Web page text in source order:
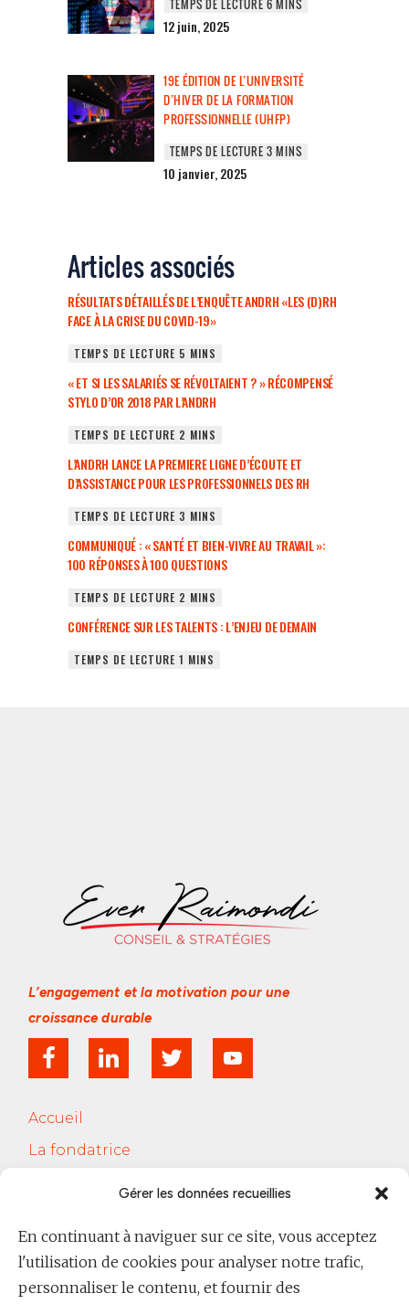
Gérer les données recueillies
En continuant à naviguer sur ce site, vous acceptez
l'utilisation de cookies pour analyser notre trafic,
personnaliser le contenu, et fournir des
12 juin, 2025
19E ÉDITION DE L’UNIVERSITÉ
D’HIVER DE LA FORMATION
PROFESSIONNELLE (UHFP)
10 janvier, 2025
Articles associés
RÉSULTATS DÉTAILLÉS DE L’ENQUÊTE ANDRH «LES (D)RH
FACE À LA CRISE DU COVID-19»
« ET SI LES SALARIÉS SE RÉVOLTAIENT ? » RÉCOMPENSÉ
STYLO D’OR 2018 PAR L’ANDRH
L’ANDRH LANCE LA PREMIERE LIGNE D’ÉCOUTE ET
D’ASSISTANCE POUR LES PROFESSIONNELS DES RH
COMMUNIQUÉ : « SANTÉ ET BIEN-VIVRE AU TRAVAIL »:
100 RÉPONSES À 100 QUESTIONS
CONFÉRENCE SUR LES TALENTS : L’ENJEU DE DEMAIN
L’engagement et la motivationpour une
croissance durable
Accueil
La fondatrice
Blog Les RH
Contact